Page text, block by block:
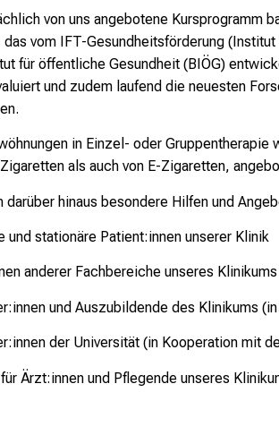
von uns angebotene Kursprogramm
das vom IFT-Gesundheitsförderung
für öffentliche Gesundheit (BIÖG)
und zudem laufend die neuesten
in Einzel- oder Gruppentherapie
als auch von E-Zigaretten,
darüber hinaus besondere Hilfen und
und stationäre Patient:innen unserer Klinik
anderer Fachbereiche unseres
und Auszubildende des Klinikums
der Universität (in Kooperation mit
Ärzt:innen und Pflegende unseres